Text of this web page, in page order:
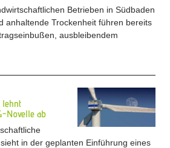
Betrieben in Südbaden
anhaltende Trockenheit führen bereits
ausbleibendem
lehnt
Novelle ab
in der geplanten Einführung eines